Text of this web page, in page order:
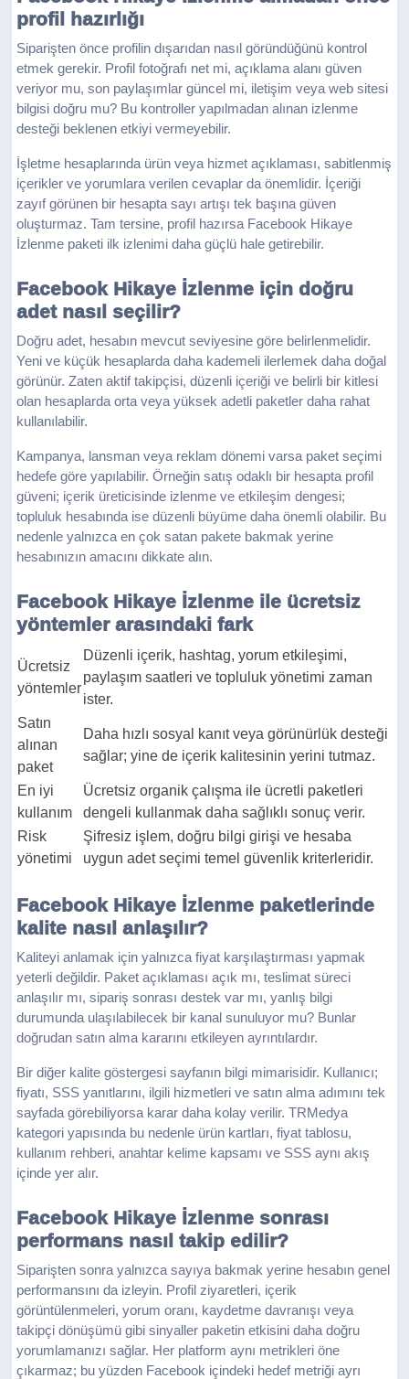
profil hazırlığı
Siparişten önce profilin dışarıdan nasıl göründüğünü kontrol
etmek gerekir. Profil fotoğrafı net mi, açıklama alanı güven
veriyor mu, son paylaşımlar güncel mi, iletişim veya web sitesi
bilgisi doğru mu? Bu kontroller yapılmadan alınan izlenme
desteği beklenen etkiyi vermeyebilir.
İşletme hesaplarında ürün veya hizmet açıklaması, sabitlenmiş
içerikler ve yorumlara verilen cevaplar da önemlidir. İçeriği
zayıf görünen bir hesapta sayı artışı tek başına güven
oluşturmaz. Tam tersine, profil hazırsa Facebook Hikaye
İzlenme paketi ilk izlenimi daha güçlü hale getirebilir.
Facebook Hikaye İzlenme için doğru
adet nasıl seçilir?
Doğru adet, hesabın mevcut seviyesine göre belirlenmelidir.
Yeni ve küçük hesaplarda daha kademeli ilerlemek daha doğal
görünür. Zaten aktif takipçisi, düzenli içeriği ve belirli bir kitlesi
olan hesaplarda orta veya yüksek adetli paketler daha rahat
kullanılabilir.
Kampanya, lansman veya reklam dönemi varsa paket seçimi
hedefe göre yapılabilir. Örneğin satış odaklı bir hesapta profil
güveni; içerik üreticisinde izlenme ve etkileşim dengesi;
topluluk hesabında ise düzenli büyüme daha önemli olabilir. Bu
nedenle yalnızca en çok satan pakete bakmak yerine
hesabınızın amacını dikkate alın.
Facebook Hikaye İzlenme ile ücretsiz
yöntemler arasındaki fark
Ücretsiz
yöntemler
Düzenli içerik, hashtag, yorum etkileşimi,
paylaşım saatleri ve topluluk yönetimi zaman
ister.
Satın
alınan
paket
Daha hızlı sosyal kanıt veya görünürlük desteği
sağlar; yine de içerik kalitesinin yerini tutmaz.
En iyi
kullanım
Ücretsiz organik çalışma ile ücretli paketleri
dengeli kullanmak daha sağlıklı sonuç verir.
Risk
yönetimi
Şifresiz işlem, doğru bilgi girişi ve hesaba
uygun adet seçimi temel güvenlik kriterleridir.
Facebook Hikaye İzlenme paketlerinde
kalite nasıl anlaşılır?
Kaliteyi anlamak için yalnızca fiyat karşılaştırması yapmak
yeterli değildir. Paket açıklaması açık mı, teslimat süreci
anlaşılır mı, sipariş sonrası destek var mı, yanlış bilgi
durumunda ulaşılabilecek bir kanal sunuluyor mu? Bunlar
doğrudan satın alma kararını etkileyen ayrıntılardır.
Bir diğer kalite göstergesi sayfanın bilgi mimarisidir. Kullanıcı;
fiyatı, SSS yanıtlarını, ilgili hizmetleri ve satın alma adımını tek
sayfada görebiliyorsa karar daha kolay verilir. TRMedya
kategori yapısında bu nedenle ürün kartları, fiyat tablosu,
kullanım rehberi, anahtar kelime kapsamı ve SSS aynı akış
içinde yer alır.
Facebook Hikaye İzlenme sonrası
performans nasıl takip edilir?
Siparişten sonra yalnızca sayıya bakmak yerine hesabın genel
performansını da izleyin. Profil ziyaretleri, içerik
görüntülenmeleri, yorum oranı, kaydetme davranışı veya
takipçi dönüşümü gibi sinyaller paketin etkisini daha doğru
yorumlamanızı sağlar. Her platform aynı metrikleri öne
çıkarmaz; bu yüzden Facebook içindeki hedef metriği ayrı